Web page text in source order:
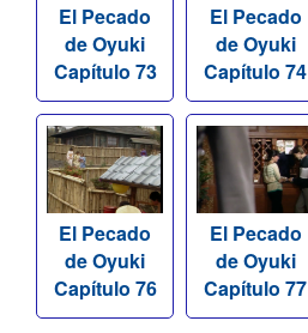
El Pecado
de Oyuki
Capítulo 73
El Pecado
de Oyuki
Capítulo 74
El Pecado
de Oyuki
Capítulo 76
El Pecado
de Oyuki
Capítulo 77